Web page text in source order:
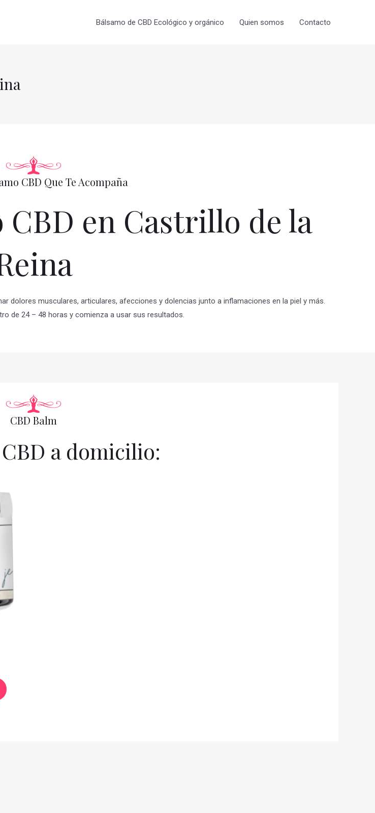
Bálsamo de CBD Ecológico y orgánico Quien somos Contacto
CBD Que Te Acompaña
en Castrillo de la
dolores musculares, articulares, afecciones y dolencias junto a inflamaciones en la piel y más.
de 24 – 48 horas y comienza a usar sus resultados.
CBD Balm
a domicilio: